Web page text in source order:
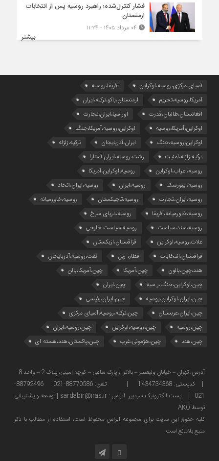
فشار کنترل‌شده؛ راهبرد روسیه پس از انتخابات
ارمنستان
بیشتر
آسیای مرکزی،روسیه،اوکراین
آفریقا،روسیه
آمریکا،روسیه،تحریم
ارمنستان،باکو،ترکیه،ایران
افغانستان،طالبان،قدرت
اوراسیا،ایران،تجارت
اوکراین،آمریکا،روسیه
اوکراین،روسیه،آمریکا،جنگ
اوکراین،روسیه،جنگ
ایران،آذربایجان
ترکیه،زلزله
ترکیه،زلزله،امنیت
رشت،روسیه،ایران،آستارا
روسیه،اعراب،اوکراین
روسیه،اوکراین،آمریکا
روسیه،ایبورسک
روسیه،ایران
روسیه،ایران،اتحاد
روسیه،ایران،تجارت
روسیه،تاجیکستان
روسیه،خاورمیانه
روسیه،خاورمیانه،آفریقا
روسیه،دریای سرخ
روسیه،سند،سیاست
روسیه،سیاست خارجی
غلات،روسیه،اوکراین
قزاقستان،ازبکستان
قزاقستان،انتخابات
قطار، ریل
نفت،روسیه،آذربایجان
هند،چین،بالون
چین،آمریکا
چین،آمریکا،بالن
چین،اوکراین،جنگ،ر.سیه
چین،ایران
چین،ایران،اوکراین،روسیه
چین،ایران،رئیسی
چین،ایران،عربستان
چین،ترکیه،روسیه،آسیای مرکزی
چین،روسیه
چین،روسیه،اوکراین
چین،روسیه،ایران
چین،هند
چین،هژمونی،غرب چین،پاکستان،هند،هسته ای
| کدپستی: 1434734368 | تلفن: 88770586-021 88792496-
021 | پست الکترونیک سردبیر ایراس : sardabir@iras.ir |
توسعه و پشتیبانی
توسط AKO
كليه حقوق این سایت برای مجموعه ایراس محفوظ است، استفاده از مطالب با ذكر
منبع بلامانع است.